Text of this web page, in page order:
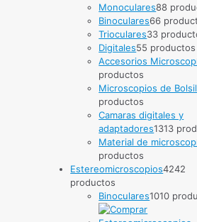
Monoculares88
Binoculares66
Trioculares33
Digitales55 productos
Accesorios
productos
Microscopios de
productos
Camaras digitales y
adaptadores1313
Material de
productos
Estereomicroscopios4242
productos
Binoculares1010